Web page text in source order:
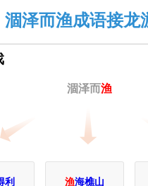
涸泽而渔成语接龙
涸泽而渔
利 渔海樵山